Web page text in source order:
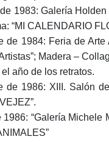
1983: Galería
“MI CALENDARIO
de 1984: Feria de
Madera –
año de los retratos.
de 1986: XIII. Salón
“Galería Michele